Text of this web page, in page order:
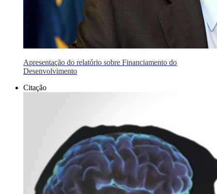
Apresentação do relatório sobre Financiamento do
Desenvolvimento
Citação